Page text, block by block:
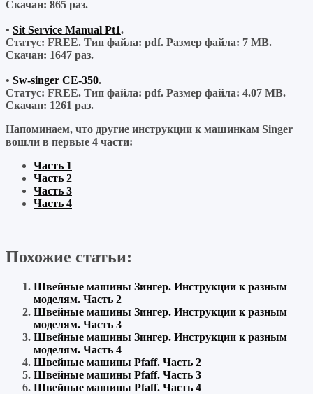
Скачан: 865 раз.
• Sit Service Manual Pt1.
Статус: FREE. Тип файла: pdf. Размер файла: 7 MB.
Скачан: 1647 раз.
• Sw-singer CE-350.
Статус: FREE. Тип файла: pdf. Размер файла: 4.07 MB.
Скачан: 1261 раз.
Напоминаем, что другие инструкции к машинкам Singer
вошли в первые 4 части:
Часть 1
Часть 2
Часть 3
Часть 4
Похожие статьи:
Швейные машины Зингер. Инструкции к разным
моделям. Часть 2
Швейные машины Зингер. Инструкции к разным
моделям. Часть 3
Швейные машины Зингер. Инструкции к разным
моделям. Часть 4
Швейные машины Pfaff. Часть 2
Швейные машины Pfaff. Часть 3
Швейные машины Pfaff. Часть 4